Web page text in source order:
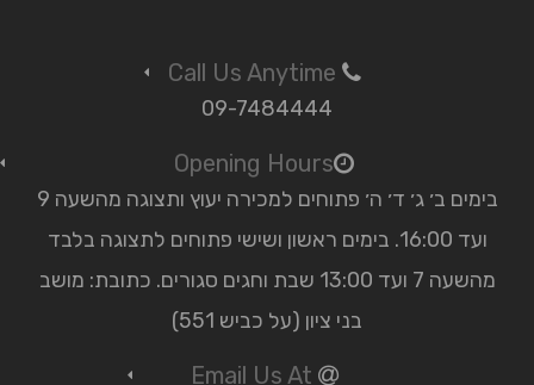
09-7484444
Opening Hours
בימים ב׳ ג׳ ד׳ ה׳ פתוחים למכירה יעוץ ותצוגה מהשעה 9
ועד 16:00. בימים ראשון ושישי פתוחים לתצוגה בלבד
מהשעה 7 ועד 13:00 שבת וחגים סגורים. כתובת: מושב
בני ציון (על כביש 551)